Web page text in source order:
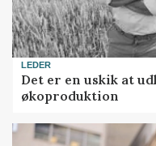
LEDER
Det er en uskik at
økoproduktion